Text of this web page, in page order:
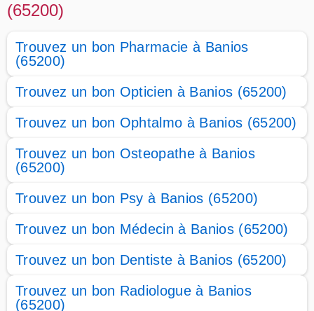
(65200)
Trouvez un bon Pharmacie à Banios
(65200)
Trouvez un bon Opticien à Banios (65200)
Trouvez un bon Ophtalmo à Banios (65200)
Trouvez un bon Osteopathe à Banios
(65200)
Trouvez un bon Psy à Banios (65200)
Trouvez un bon Médecin à Banios (65200)
Trouvez un bon Dentiste à Banios (65200)
Trouvez un bon Radiologue à Banios
(65200)